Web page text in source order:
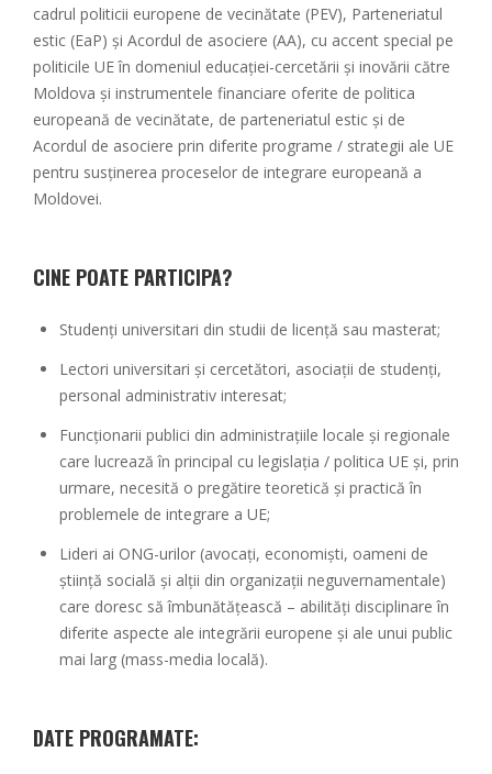
cadrul politicii europene de vecinătate (PEV), Parteneriatul
estic (EaP) și Acordul de asociere (AA), cu accent special pe
politicile UE în domeniul educației-cercetării și inovării către
Moldova și instrumentele financiare oferite de politica
europeană de vecinătate, de parteneriatul estic și de
Acordul de asociere prin diferite programe / strategii ale UE
pentru susținerea proceselor de integrare europeană a
Moldovei.
CINE POATE PARTICIPA?
Studenți universitari din studii de licență sau masterat;
Lectori universitari și cercetători, asociații de studenți,
personal administrativ interesat;
Funcționarii publici din administrațiile locale și regionale
care lucrează în principal cu legislația / politica UE și, prin
urmare, necesită o pregătire teoretică și practică în
problemele de integrare a UE;
Lideri ai ONG-urilor (avocați, economiști, oameni de
știință socială și alții din organizații neguvernamentale)
care doresc să îmbunătățească – abilități disciplinare în
diferite aspecte ale integrării europene și ale unui public
mai larg (mass-media locală).
DATE PROGRAMATE: